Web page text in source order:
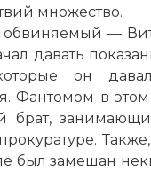
множество.
обвиняемый —
давать
он
Фантомом в
брат,
был замешан